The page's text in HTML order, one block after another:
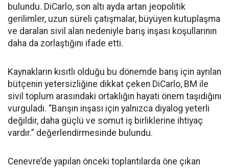
bulundu. DiCarlo, son altı ayda artan jeopolitik
gerilimler, uzun süreli çatışmalar, büyüyen kutuplaşma
ve daralan sivil alan nedeniyle barış inşası koşullarının
daha da zorlaştığını ifade etti.
Kaynakların kısıtlı olduğu bu dönemde barış için ayrılan
bütçenin yetersizliğine dikkat çeken DiCarlo, BM ile
sivil toplum arasındaki ortaklığın hayati önem taşıdığını
vurguladı. “Barışın inşası için yalnızca diyalog yeterli
değildir, daha güçlü ve somut iş birliklerine ihtiyaç
vardır.” değerlendirmesinde bulundu.
Cenevre’de yapılan önceki toplantılarda öne çıkan